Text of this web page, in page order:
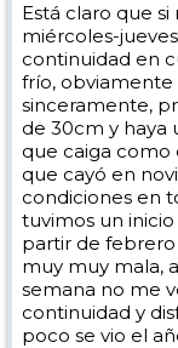
Está claro que
miércoles-
continuidad en
frío, obviamente
sinceramente,
de 30cm y haya
que caiga como
que cayó en
condiciones en
tuvimos un
partir de febrero
muy muy mala,
semana no me
continuidad y
poco se vio el